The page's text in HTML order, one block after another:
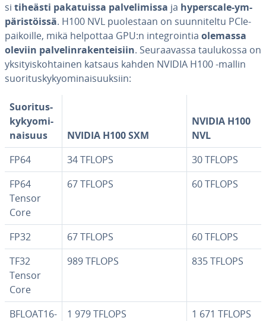
si tiheästi pa­ka­tuis­sa pal­ve­li­mis­sa ja hy­persca­le-ym­
pä­ris­töis­sä. H100 NVL puo­les­taan on suun­ni­tel­tu PCIe-
paikoille, mikä helpottaa GPU:n in­tegroin­tia olemassa
oleviin pal­ve­lin­ra­ken­tei­siin. Seu­raa­vas­sa tau­lu­kos­sa on
yk­si­tyis­koh­tai­nen katsaus kahden NVIDIA H100 -mallin
suo­ri­tus­ky­ky­omi­nai­suuk­siin:
Suo­ri­tus­
ky­ky­omi­
nai­suus
NVIDIA H100 SXM
NVIDIA H100
NVL
FP64
34 TFLOPS
30 TFLOPS
FP64
Tensor
Core
67 TFLOPS 60 TFLOPS
FP32 67 TFLOPS
60 TFLOPS
TF32
Tensor
Core
989 TFLOPS 835 TFLOPS
BFLOAT16-
1 979 TFLOPS 1 671 TFLOPS